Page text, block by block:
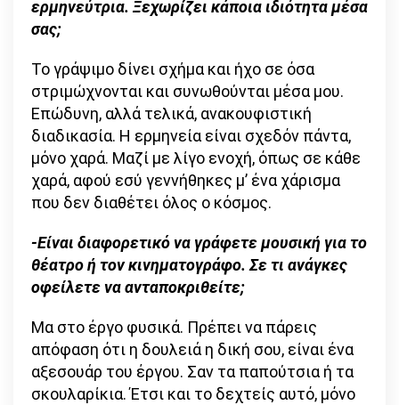
ερμηνεύτρια. Ξεχωρίζει κάποια ιδιότητα μέσα
σας;
Το γράψιμο δίνει σχήμα και ήχο σε όσα
στριμώχνονται και συνωθούνται μέσα μου.
Επώδυνη, αλλά τελικά, ανακουφιστική
διαδικασία. Η ερμηνεία είναι σχεδόν πάντα,
μόνο χαρά. Μαζί με λίγο ενοχή, όπως σε κάθε
χαρά, αφού εσύ γεννήθηκες μ’ ένα χάρισμα
που δεν διαθέτει όλος ο κόσμος.
-Είναι διαφορετικό να γράφετε μουσική για το
θέατρο ή τον κινηματογράφο. Σε τι ανάγκες
οφείλετε να ανταποκριθείτε;
Μα στο έργο φυσικά. Πρέπει να πάρεις
απόφαση ότι η δουλειά η δική σου, είναι ένα
αξεσουάρ του έργου. Σαν τα παπούτσια ή τα
σκουλαρίκια. Έτσι και το δεχτείς αυτό, μόνο